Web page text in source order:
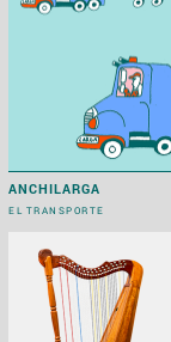
ANCHILARGA
EL TRANSPORTE